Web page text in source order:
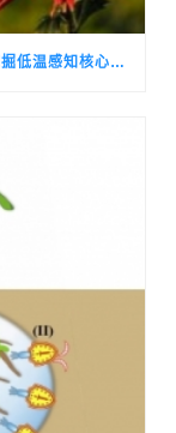
空间转录组、基因编辑、DAP-SEQ 等技术挖掘低温感知核心调控基因，破解观赏菊季节性生长转换的关键机制